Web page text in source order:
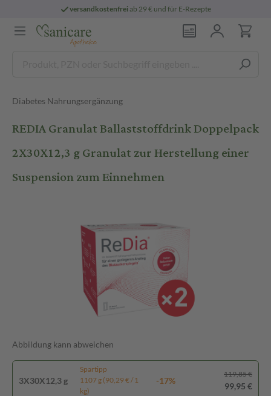
versandkostenfreiab 29 € und für E-Rezepte
Diabetes Nahrungsergänzung
REDIA Granulat Ballaststoffdrink Doppelpack
2X30X12,3 g Granulat zur Herstellung einer
Suspension zum Einnehmen
Abbildung kann abweichen
3X30X12,3 g
Spartipp
1107 g (90,29 € / 1
kg)
-17%
119,85 €
99,95 €